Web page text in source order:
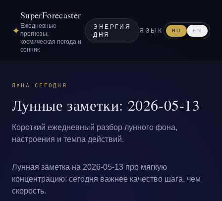
✦
SuperForecaster
Ежедневные
прогнозы,
космическая погода и
сонник
ЭНЕРГИЯ
ДНЯ
ЯЗЫК RU EN
ЛУНА СЕГОДНЯ
Лунные заметки: 2026-05-13
Короткий ежедневный разбор лунного фона,
настроения и темпа действий.
Лунная заметка на 2026-05-13 про мягкую
концентрацию: сегодня важнее качество шага, чем
скорость.